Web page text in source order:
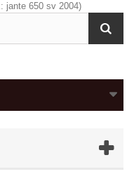
jante 650 sv 2004)